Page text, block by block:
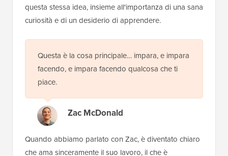
questa stessa idea, insieme all'importanza di una sana
curiosità e di un desiderio di apprendere.
Questa è la cosa principale… impara, e impara
facendo, e impara facendo qualcosa che ti
piace.
Zac McDonald
Quando abbiamo parlato con Zac, è diventato chiaro
che ama sinceramente il suo lavoro, il che è